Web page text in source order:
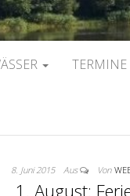
TERMINE
8. Juni 2015 Aus Von
1. August: